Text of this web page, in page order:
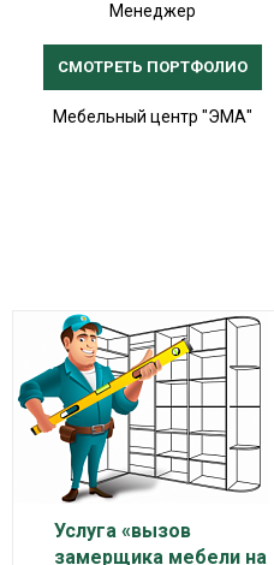
Менеджер
СМОТРЕТЬ ПОРТФОЛИО
Мебельный центр "ЭМА"
Услуга «вызов
замерщика мебели на